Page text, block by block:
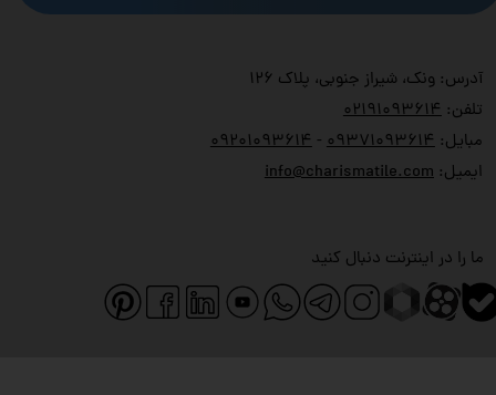
ما را در اینترنت دنبال کنید
آدرس: ونک، شیراز جنوبی، پلاک ۱۲۶
تلفن:
۰۲۱۹۱۰۹۳۶۱۴
مبایل:
۰۹۳۷۱۰۹۳۶۱۴ - ۰۹۲۰۱۰۹۳۶۱۴
ایمیل:info@charismatile.com